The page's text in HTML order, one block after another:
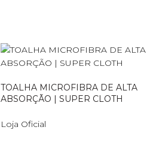
TOALHA MICROFIBRA DE ALTA
ABSORÇÃO | SUPER CLOTH
Loja Oficial